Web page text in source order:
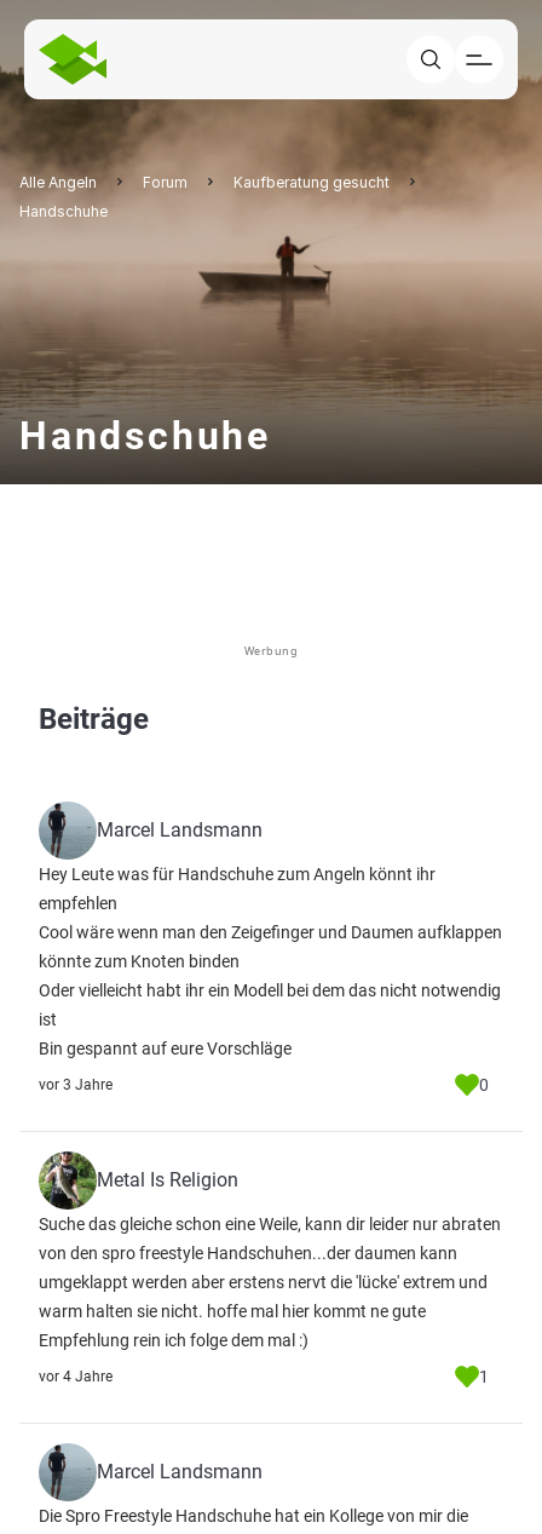
Alle Angeln Forum
Kaufberatung gesucht
Handschuhe
Handschuhe
Werbung
Beiträge
Marcel Landsmann
Hey Leute was für Handschuhe zum Angeln könnt ihr
empfehlen
Cool wäre wenn man den Zeigefinger und Daumen aufklappen
könnte zum Knoten binden
Oder vielleicht habt ihr ein Modell bei dem das nicht notwendig
ist
Bin gespannt auf eure Vorschläge
vor 3 Jahre 0
Metal Is Religion
Suche das gleiche schon eine Weile, kann dir leider nur abraten
von den spro freestyle Handschuhen...der daumen kann
umgeklappt werden aber erstens nervt die 'lücke' extrem und
warm halten sie nicht. hoffe mal hier kommt ne gute
Empfehlung rein ich folge dem mal :)
vor 4 Jahre 1
Marcel Landsmann
Die Spro Freestyle Handschuhe hat ein Kollege von mir die